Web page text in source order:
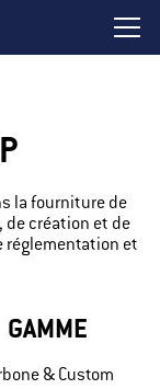
la fourniture de
création et de
réglementation et
GAMME
& Custom